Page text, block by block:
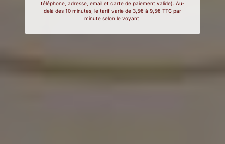
téléphone, adresse, email et carte de paiement valide). Au-
delà des 10 minutes, le tarif varie de 3,5€ à 9,5€ TTC par
minute selon le voyant.